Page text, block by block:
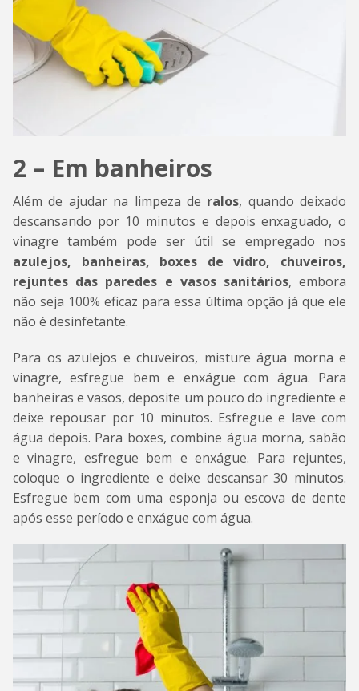
2 – Em banheiros
Além de ajudar na limpeza de ralos, quando deixado
descansando por 10 minutos e depois enxaguado, o
vinagre também pode ser útil se empregado nos
azulejos, banheiras, boxes de vidro, chuveiros,
rejuntes das paredes e vasos sanitários, embora
não seja 100% eficaz para essa última opção já que ele
não é desinfetante.
Para os azulejos e chuveiros, misture água morna e
vinagre, esfregue bem e enxágue com água. Para
banheiras e vasos, deposite um pouco do ingrediente e
deixe repousar por 10 minutos. Esfregue e lave com
água depois. Para boxes, combine água morna, sabão
e vinagre, esfregue bem e enxágue. Para rejuntes,
coloque o ingrediente e deixe descansar 30 minutos.
Esfregue bem com uma esponja ou escova de dente
após esse período e enxágue com água.